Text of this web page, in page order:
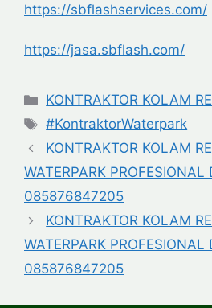
https://sbflashservices.com/
https://jasa.sbflash.com/
Categories
KONTRAKTOR KOLAM
Tags
#KontraktorWaterpark
KONTRAKTOR KOLAM
WATERPARK
085876847205
KONTRAKTOR KOLAM
WATERPARK
085876847205